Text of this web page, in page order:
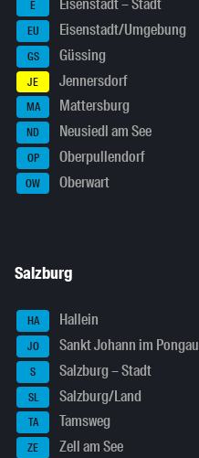
E Eisenstadt – Stadt
EU Eisenstadt/Umgebung
GS Güssing
JE Jennersdorf
MA Mattersburg
ND Neusiedl am See
OP Oberpullendorf
OW Oberwart
Salzburg
HA Hallein
JO Sankt Johann im Pongau
S Salzburg – Stadt
SL Salzburg/Land
TA Tamsweg
ZE Zell am See